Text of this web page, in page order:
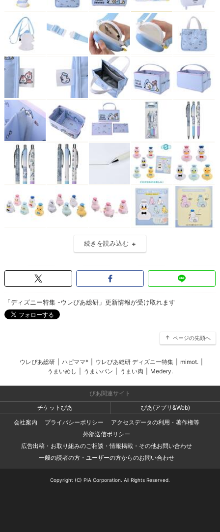
続きを読み込む
「ディズニー特集 -ウレぴあ総研」更新情報が受け取れます
ページの先頭へ
ウレぴあ総研 ハピママ* ウレぴあ総研 ディズニー特集 mimot.
うまいめし
うまいパン うまい肉 Medery.
ぴあ関連サイト
チケットぴあ
ぴあ(アプリ&Web)
会社案内
プライバシーポリシー
アクセスデータの利用・著作権等
外部送信ポリシー
広告出稿・お取り組みのご相談・情報掲載・その他お問い合わせ
一般の読者の方・ユーザーの方からのお問い合わせ
Copyright (C) PIA Corporation. All Rights Reserved.